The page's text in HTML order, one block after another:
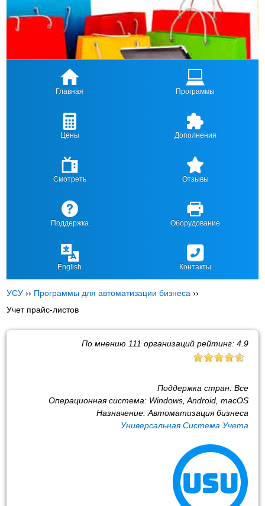
Главная Программы
Цены Дополнения
Смотреть Отзывы
Поддержка Оборудование
English Контакты
УСУ ›› Программы для автоматизации бизнеса ››
Учет прайс-листов
По мнению 111 организаций рейтинг: 4.9
Поддержка стран: Все
Операционная система: Windows, Android, macOS
Назначение: Автоматизация бизнеса
Универсальная Система Учета